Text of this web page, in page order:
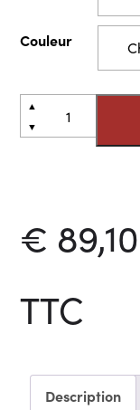
Couleur
▲
▼
Lamelles
€ 89,10
TTC
Description